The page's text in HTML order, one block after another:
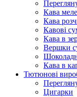
Кава
Кава
Кавові
Кава в
Вершки
Кава в
Тютюнові
Цигарки